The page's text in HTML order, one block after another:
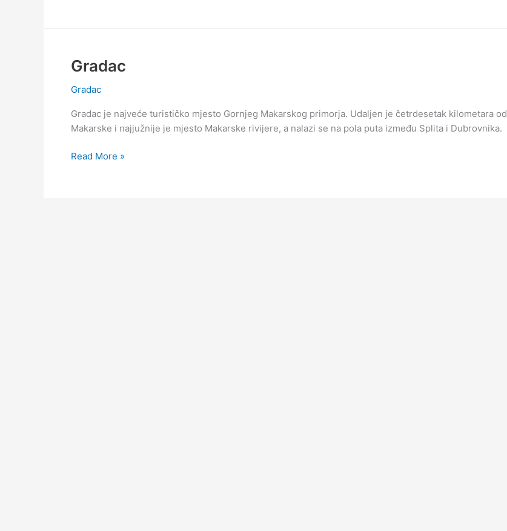
vremenska
za
Gradac
Gradac
Gradac
Gradac je najveće turističko mjesto Gornjeg Makarskog primorja. Udaljen je četrdesetak kilometara od
Makarske i najjužnije je mjesto Makarske rivijere, a nalazi se na pola puta između Splita i Dubrovnika.
Gradac
Read More »